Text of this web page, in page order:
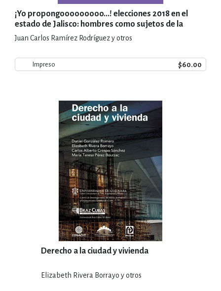
¡Yo propongooooooooo...! elecciones 2018 en el
estado de Jalisco: hombres como sujetos de la
política pública de igualdad de género
Juan Carlos Ramírez Rodríguez y otros
Impreso $60.00
Derecho a la ciudad y vivienda
Elizabeth Rivera Borrayo y otros